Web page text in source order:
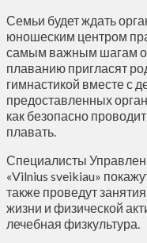
Семьи будет ждать
юношеским центром
самым важным шагам
плаванию пригласят
гимнастикой вместе с
предоставленных
как безопасно
плавать.
Специалисты
«Vilnius sveikiau»
также проведут
жизни и физической
лечебная физкультура.